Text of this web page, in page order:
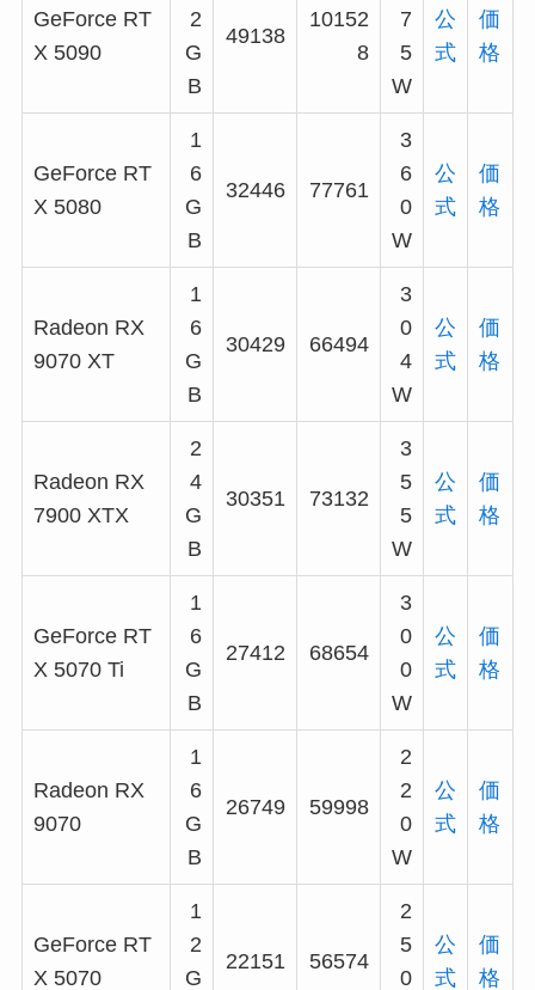
GeForce RT
X 5090
2
G
B
49138
10152
8
7
5
W
公
式
価
格
GeForce RT
X 5080
1
6
G
B
32446 77761
3
6
0
W
公
式
価
格
Radeon RX
9070 XT
1
6
G
B
30429 66494
3
0
4
W
公
式
価
格
Radeon RX
7900 XTX
2
4
G
B
30351 73132
3
5
5
W
公
式
価
格
GeForce RT
X 5070 Ti
1
6
G
B
27412 68654
3
0
0
W
公
式
価
格
Radeon RX
9070
1
6
G
B
26749 59998
2
2
0
W
公
式
価
格
GeForce RT
X 5070
1
2
G
22151 56574
2
5
0
公
式
価
格